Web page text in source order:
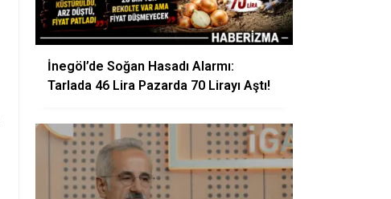
İnegöl’de Soğan Hasadı Alarmı:
Tarlada 46 Lira Pazarda 70 Lirayı Aştı!